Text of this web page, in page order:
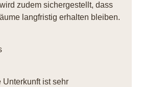
zudem sichergestellt, dass
langfristig erhalten bleiben.
Unterkunft ist sehr